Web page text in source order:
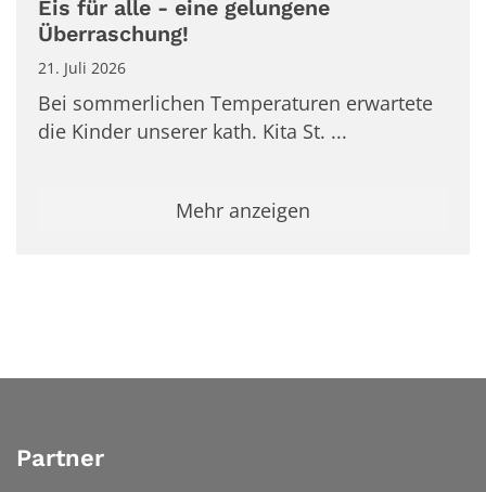
Eis für alle - eine gelungene
Überraschung!
21. Juli 2026
Bei sommerlichen Temperaturen erwartete
die Kinder unserer kath. Kita St. ...
Mehr anzeigen
Partner